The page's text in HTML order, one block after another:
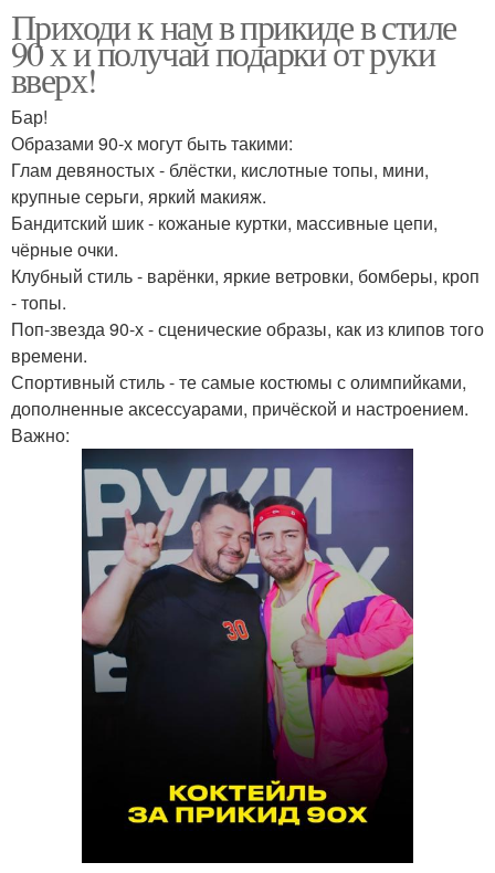
Приходи к нам в прикиде в стиле
90 х и получай подарки от руки
вверх!
Бар!
Образами 90-х могут быть такими:
Глам девяностых - блёстки, кислотные топы, мини,
крупные серьги, яркий макияж.
Бандитский шик - кожаные куртки, массивные цепи,
чёрные очки.
Клубный стиль - варёнки, яркие ветровки, бомберы, кроп
- топы.
Поп-звезда 90-х - сценические образы, как из клипов того
времени.
Спортивный стиль - те самые костюмы с олимпийками,
дополненные аксессуарами, причёской и настроением.
Важно: